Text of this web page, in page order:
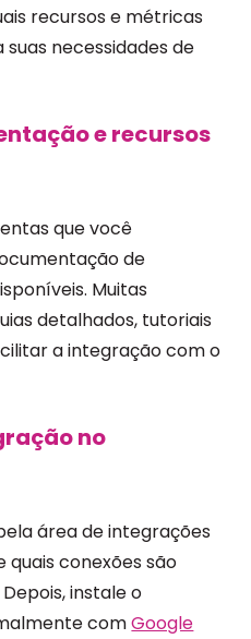
recursos e métricas
necessidades de
e recursos
que você
de
Muitas
detalhados, tutoriais
a integração com o
no
área de integrações
conexões são
instale o
comGoogle